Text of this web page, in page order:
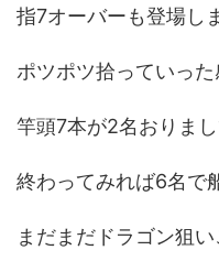
指7オーバーも登場し
ポツポツ拾っていっ
竿頭7本が2名おりま
終わってみれば6名で
まだまだドラゴン狙